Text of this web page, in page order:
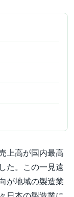
上高が国内最高
た。この一見遠
が地域の製造業